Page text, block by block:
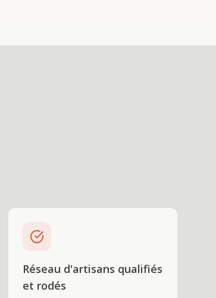
Réseau d'artisans qualifiés
et rodés